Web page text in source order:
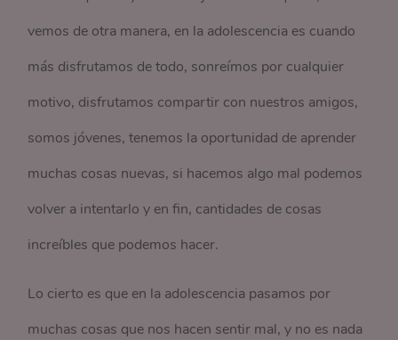
vemos de otra manera, en la adolescencia es cuando
más disfrutamos de todo, sonreímos por cualquier
motivo, disfrutamos compartir con nuestros amigos,
somos jóvenes, tenemos la oportunidad de aprender
muchas cosas nuevas, si hacemos algo mal podemos
volver a intentarlo y en fin, cantidades de cosas
increíbles que podemos hacer.
Lo cierto es que en la adolescencia pasamos por
muchas cosas que nos hacen sentir mal, y no es nada